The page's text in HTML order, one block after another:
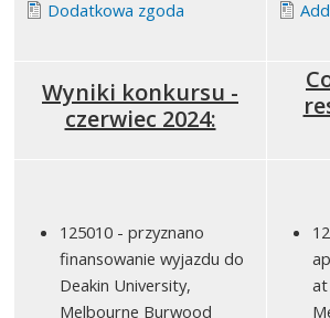
Dodatkowa zgoda
Wyniki konkursu -
czerwiec 2024:
125010 - przyznano
finansowanie wyjazdu do
Deakin University,
Melbourne Burwood
at